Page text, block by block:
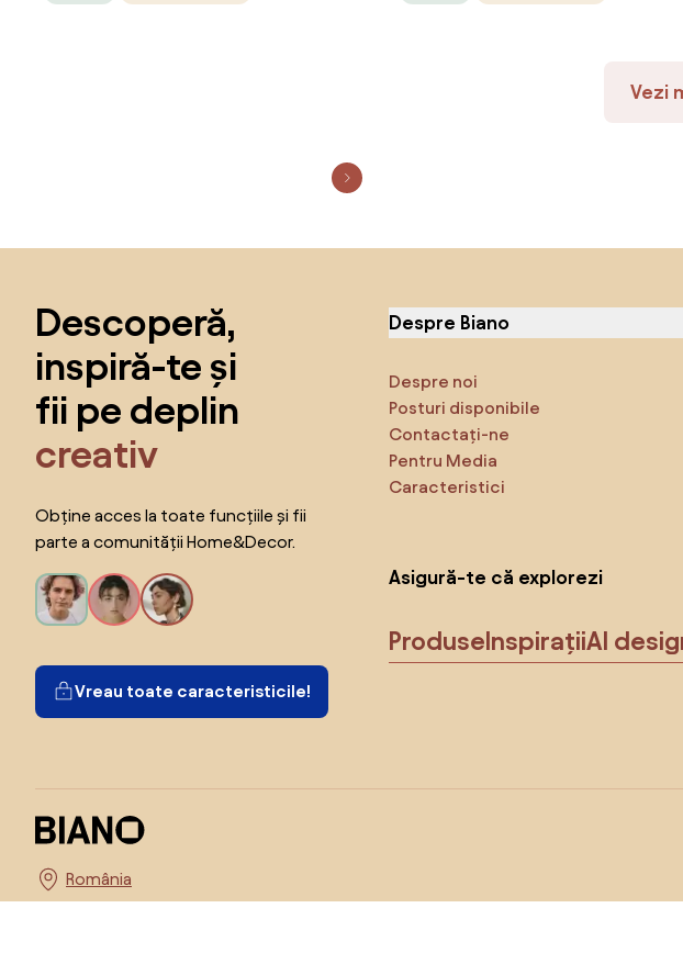
Vezi
Descoperă,
inspiră-te și
fii pe deplin
creativ
Obține acces la toate funcțiile și fii
parte a comunității Home&Decor.
Vreau toate caracteristicile!
Despre Biano
Despre noi
Posturi disponibile
Contactați-ne
Pentru Media
Caracteristici
Asigură-te că explorezi
ProduseInspirațiiAI
Alege țara